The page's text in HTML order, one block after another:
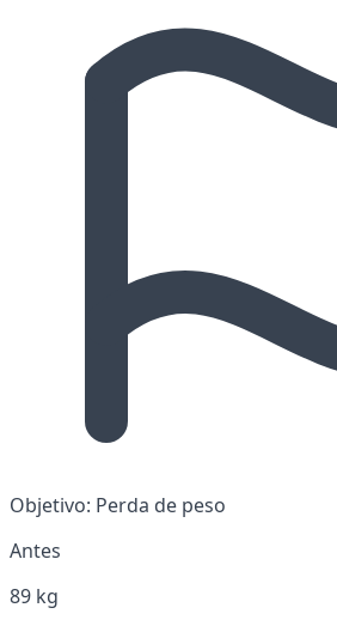
Objetivo: Perda de peso
Antes
89 kg